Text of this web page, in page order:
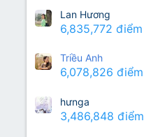
Lan Hương
6,835,772 điểm
Triều Anh
6,078,826 điểm
hưnga
3,486,848 điểm